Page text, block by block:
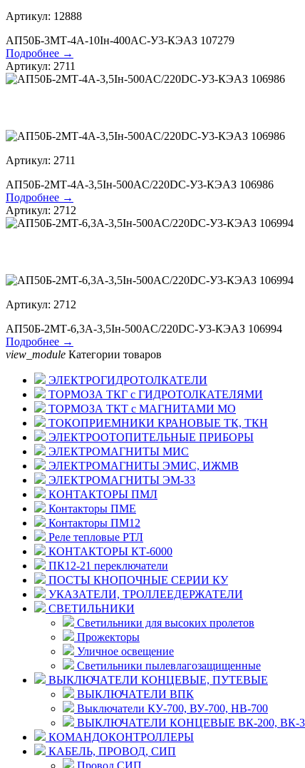
Артикул: 12888
АП50Б-3МТ-4А-10Iн-400AC-У3-КЭАЗ 107279
Подробнее →
Артикул: 2711
Артикул: 2711
АП50Б-2МТ-4А-3,5Iн-500AC/220DC-У3-КЭАЗ 106986
Подробнее →
Артикул: 2712
Артикул: 2712
АП50Б-2МТ-6,3А-3,5Iн-500AC/220DC-У3-КЭАЗ 106994
Подробнее →
view_module Категории товаров
ЭЛЕКТРОГИДРОТОЛКАТЕЛИ
ТОРМОЗА ТКГ с ГИДРОТОЛКАТЕЛЯМИ
ТОРМОЗА ТКТ с МАГНИТАМИ МО
ТОКОПРИЕМНИКИ КРАНОВЫЕ ТК, ТКН
ЭЛЕКТРООТОПИТЕЛЬНЫЕ ПРИБОРЫ
ЭЛЕКТРОМАГНИТЫ МИС
ЭЛЕКТРОМАГНИТЫ ЭМИС, ИЖМВ
ЭЛЕКТРОМАГНИТЫ ЭМ-33
КОНТАКТОРЫ ПМЛ
Контакторы ПМЕ
Контакторы ПМ12
Реле тепловые РТЛ
КОНТАКТОРЫ КТ-6000
ПК12-21 переключатели
ПОСТЫ КНОПОЧНЫЕ СЕРИИ КУ
УКАЗАТЕЛИ, ТРОЛЛЕЕДЕРЖАТЕЛИ
СВЕТИЛЬНИКИ
Светильники для высоких пролетов
Прожекторы
Уличное освещение
Светильники пылевлагозащищенные
ВЫКЛЮЧАТЕЛИ КОНЦЕВЫЕ, ПУТЕВЫЕ
ВЫКЛЮЧАТЕЛИ ВПК
Выключатели КУ-700, ВУ-700, НВ-700
ВЫКЛЮЧАТЕЛИ КОНЦЕВЫЕ ВК-200, ВК-
КОМАНДОКОНТРОЛЛЕРЫ
КАБЕЛЬ, ПРОВОД, СИП
Провод СИП